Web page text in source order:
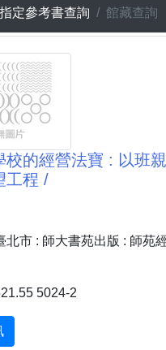
指定參考書查詢 館藏查詢
校的經營法寶 : 以班
工程 /
北市 : 師大書苑出版 : 師苑
5024-2